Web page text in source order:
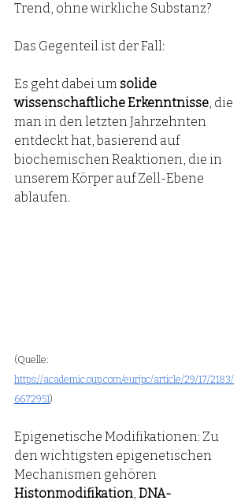
Trend, ohne wirkliche Substanz?
Das Gegenteil ist der Fall:
Es geht dabei um solide
wissenschaftliche Erkenntnisse, die
man in den letzten Jahrzehnten
entdeckt hat, basierend auf
biochemischen Reaktionen, die in
unserem Körper auf Zell-Ebene
ablaufen.
(Quelle:
https://academic.oup.com/eurjpc/article/29/17/2183/
6672951)
Epigenetische Modifikationen: Zu
den wichtigsten epigenetischen
Mechanismen gehören
Histonmodifikation, DNA-